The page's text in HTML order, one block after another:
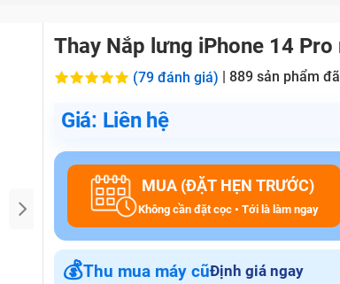
Thay Nắp lưng iPhone 14 Pro
(79 đánh giá) | 889 sản phẩm
Giá: Liên hệ
MUA (ĐẶT HẸN TRƯỚC)
Không cần đặt cọc • Tới là làm ngay
💰Thu mua máy cũĐịnh giá ngay